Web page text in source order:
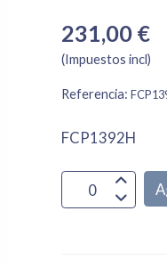
231,00 €
(Impuestos incl)
Referencia:
FCP1392H